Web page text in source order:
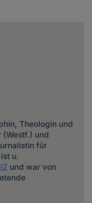
Theologin und
(Westf.) und
für
u.
und war von